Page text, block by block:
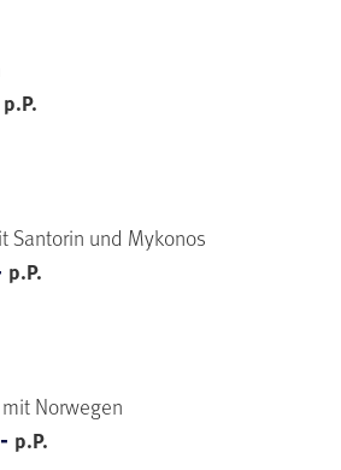
p.P.
Santorin und Mykonos
p.P.
Norwegen
p.P.